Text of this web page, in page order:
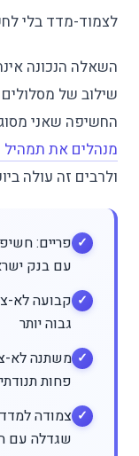
לצמוד-מדד בלי
השאלה הנכונה
שילוב של
החשיפה שאני
מנהלים את
ולרבים זה עולה
פריים:
עם בנק
קבועה לא-
גבוה יותר
פחות
צמודה
שגדלה עם